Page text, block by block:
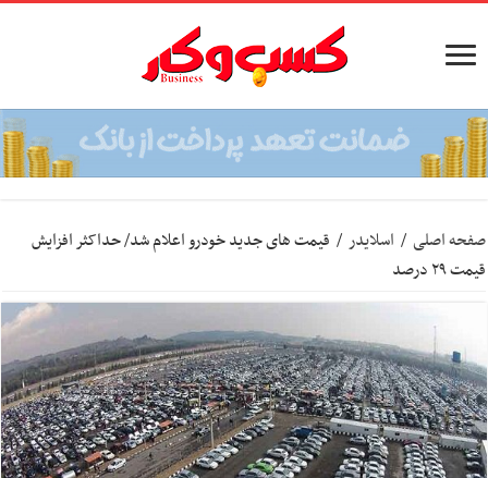
صفحه اصلی / اسلایدر / قیمت های جدید خودرو اعلام شد/ حداکثر افزایش
قیمت ۲۹ درصد